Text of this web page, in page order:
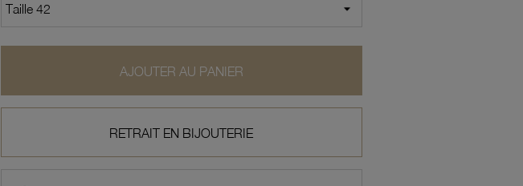
AJOUTER AU PANIER
RETRAIT EN BIJOUTERIE